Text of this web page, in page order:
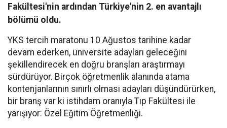
Fakültesi'nin ardından Türkiye'nin 2. en avantajlı
bölümü oldu.
YKS tercih maratonu 10 Ağustos tarihine kadar
devam ederken, üniversite adayları geleceğini
şekillendirecek en doğru branşları araştırmayı
sürdürüyor. Birçok öğretmenlik alanında atama
kontenjanlarının sınırlı olması adayları düşündürürken,
bir branş var ki istihdam oranıyla Tıp Fakültesi ile
yarışıyor: Özel Eğitim Öğretmenliği.